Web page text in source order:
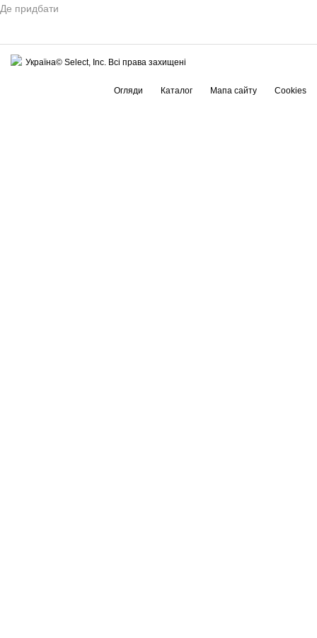
Де придбати
Україна© Select, Inc. Всі права захищені
Огляди Каталог Мапа сайту Cookies